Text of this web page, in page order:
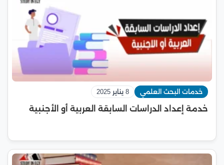
خدمات البحث العلمي 8 يناير 2025
خدمة إعداد الدراسات السابقة العربية أو الأجنبية